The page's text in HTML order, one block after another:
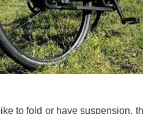
to fold or have suspension,